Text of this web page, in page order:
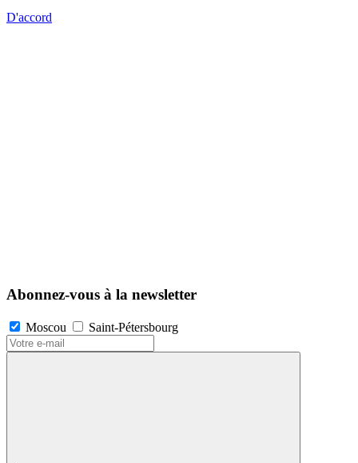
D'accord
Abonnez-vous à la newsletter
Moscou Saint-Pétersbourg